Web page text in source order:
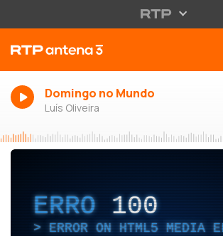
Domingo no Mundo
Luís Oliveira
ERRO 100
ERROR ON HTML5 MEDIA